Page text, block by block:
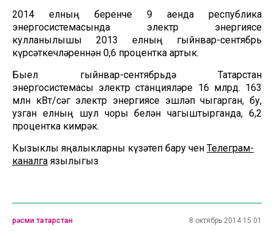
2014 елның беренче 9 аенда республика
энергосистемасында электр энергиясе
кулланылышы 2013 елның гыйнвар-сентябрь
күрсәткечләреннән 0,6 процентка артык.
Быел гыйнвар-сентябрьдә Татарстан
энергосистемасы электр станцияләре 16 млрд. 163
млн кВт/сәг электр энергиясе эшләп чыгарган, бу,
узган елның шул чоры белән чагыштырганда, 6,2
процентка кимрәк.
Кызыклы яңалыкларны күзәтеп бару өчен Телеграм-
каналга язылыгыз
рәсми татарстан 8 октябрь 2014 15:01